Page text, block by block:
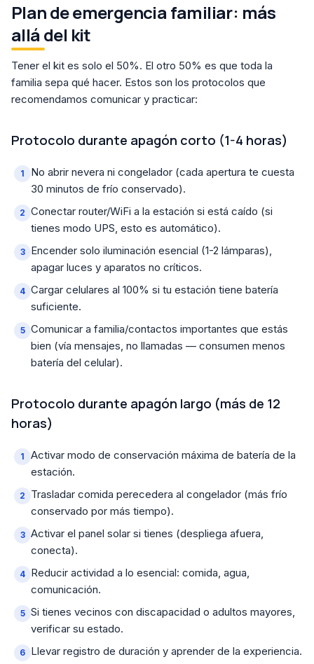
Plan de emergencia familiar: más
allá del kit
Tener el kit es solo el 50%. El otro 50% es que toda la
familia sepa qué hacer. Estos son los protocolos que
recomendamos comunicar y practicar:
Protocolo durante apagón corto (1-4 horas)
No abrir nevera ni congelador (cada apertura te cuesta
30 minutos de frío conservado).
Conectar router/WiFi a la estación si está caído (si
tienes modo UPS, esto es automático).
Encender solo iluminación esencial (1-2 lámparas),
apagar luces y aparatos no críticos.
Cargar celulares al 100% si tu estación tiene batería
suficiente.
Comunicar a familia/contactos importantes que estás
bien (vía mensajes, no llamadas — consumen menos
batería del celular).
Protocolo durante apagón largo (más de 12
horas)
Activar modo de conservación máxima de batería de la
estación.
Trasladar comida perecedera al congelador (más frío
conservado por más tiempo).
Activar el panel solar si tienes (despliega afuera,
conecta).
Reducir actividad a lo esencial: comida, agua,
comunicación.
Si tienes vecinos con discapacidad o adultos mayores,
verificar su estado.
Llevar registro de duración y aprender de la experiencia.